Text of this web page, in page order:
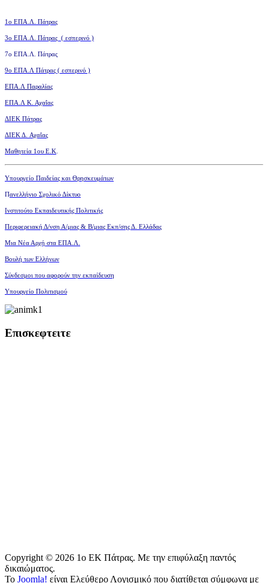
1ο ΕΠΑ.Λ. Πάτρας
3ο ΕΠΑ.Λ. Πάτρας ( εσπερινό )
7ο ΕΠΑ.Λ. Πάτρας
9ο ΕΠΑ.Λ Πάτρας ( εσπερινό )
ΕΠΑ.Λ Παραλίας
ΕΠΑ.Λ Κ. Αχαΐας
ΔΙΕΚ Πάτρας
ΔΙΕΚ Δ. Αχαΐας
Μαθητεία 1ου Ε.Κ.
Υπουργείο Παιδείας και Θρησκευμάτων
Πανελλήνιο Σχολικό Δίκτυο
Ινστιτούτο Εκπαιδευτικής Πολιτικής
Περιφερειακή Δ/νση Α/μιας & Β/μιας Εκπ/σης Δ. Ελλάδας
Μια Νέα Αρχή στα ΕΠΑ.Λ.
Βουλή των Ελλήνων
Σύνδεσμοι που αφορούν την εκπαίδευση
Υπουργείο Πολιτισμού
Επισκεφτειτε
Copyright © 2026 1o EK Πάτρας. Με την επιφύλαξη παντός
δικαιώματος.
Το Joomla! είναι Ελεύθερο Λογισμικό που διατίθεται σύμφωνα με